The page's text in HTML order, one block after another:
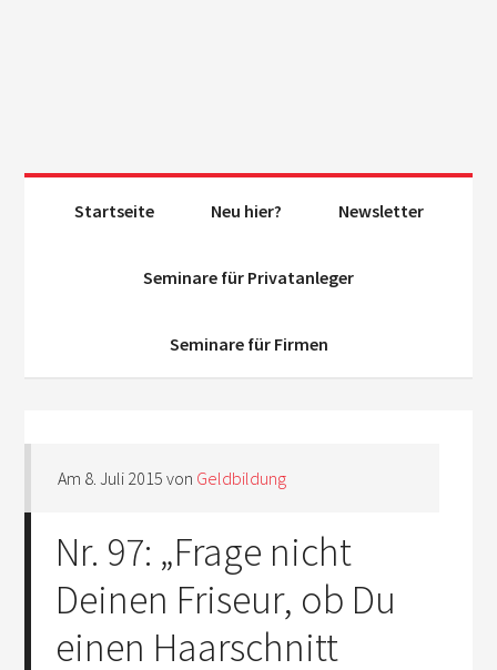
Startseite Neu hier? Newsletter
Seminare für Privatanleger
Seminare für Firmen
Am 8. Juli 2015 von Geldbildung
Nr. 97: „Frage nicht
Deinen Friseur, ob Du
einen Haarschnitt